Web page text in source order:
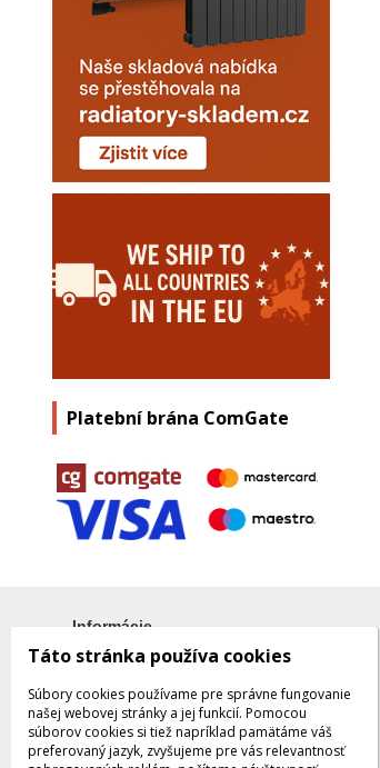
Platební brána ComGate
Informácie
Blog
Galéria
Všetko o nákupe
Obchodné podmienky
Táto stránka používa cookies
Súbory cookies používame pre správne fungovanie
našej webovej stránky a jej funkcií. Pomocou
súborov cookies si tiež napríklad pamätáme váš
preferovaný jazyk, zvyšujeme pre vás relevantnosť